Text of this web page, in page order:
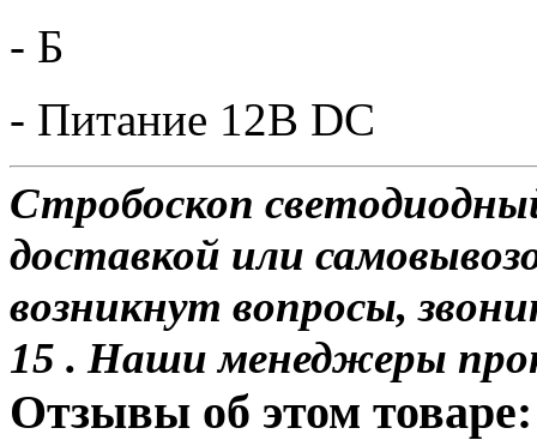
- Б
- Питание 12В DC
Стробоскоп
доставкой или
возникнут вопросы,
15 . Наши менеджеры
Отзывы об этом товаре: